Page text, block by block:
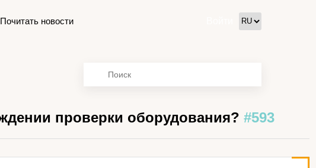
Почитать новости
проверки оборудования? #593